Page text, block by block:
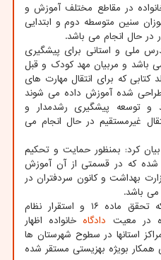
در مقاطع مختلف آموزش و
سنین متوسطه دوم و ابتدایی
در حال انجام می باشد.
ملی و استانی برای پیشگیری
باشد و مربیان مهد کودک و قبل
در استانها برمبنای ۹ جلد کتابی که برای انتقال مهارت های
شده آموزش داده می شوند
و توسعه پیشگیری رشدمدار و
غیرمستقیم در حال انجام می
بیان کرد: بمنظور حمایت و تحکیم
طراحی شده که در قسمتی از آن آموزش
بهداشت و کانون سردفتران در
باشد.
وی همین طور با اشاره به اینکه تحقق ماده ۱۶ و استقرار نظام
در معیت دادگاه خانواده اظهار
استانها در سطوح شهرستان ها
همکار بویژه بهزیستی مستقر شده